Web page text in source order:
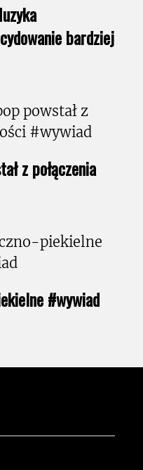
bardziej
z połączenia
#wywiad